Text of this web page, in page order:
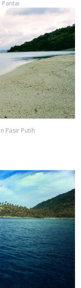
Pasir Putih